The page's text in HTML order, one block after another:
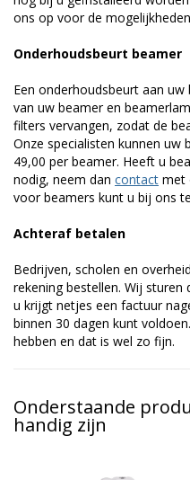
ons op voor de
Onderhoudsbeurt beamer
Een onderhoudsbeurt aan
van uw beamer en
filters vervangen, zodat de
Onze specialisten kunnen uw
49,00 per beamer. Heeft u
nodig, neem dan contact met
voor beamers kunt u bij ons
Achteraf betalen
Bedrijven, scholen en
rekening bestellen. Wij
u krijgt netjes een factuur
binnen 30 dagen kunt
hebben en dat is wel zo fijn.
Onderstaande
handig zijn